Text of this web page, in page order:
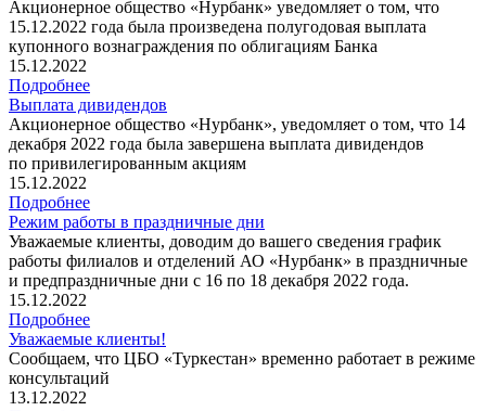
Акционерное общество «Нурбанк» уведомляет о том, что
15.12.2022 года была произведена полугодовая выплата
купонного вознаграждения по облигациям Банка
15.12.2022
Подробнее
Выплата дивидендов
Акционерное общество «Нурбанк», уведомляет о том, что 14
декабря 2022 года была завершена выплата дивидендов
по привилегированным акциям
15.12.2022
Подробнее
Режим работы в праздничные дни
Уважаемые клиенты, доводим до вашего сведения график
работы филиалов и отделений АО «Нурбанк» в праздничные
и предпраздничные дни с 16 по 18 декабря 2022 года.
15.12.2022
Подробнее
Уважаемые клиенты!
Сообщаем, что ЦБО «Туркестан» временно работает в режиме
консультаций
13.12.2022